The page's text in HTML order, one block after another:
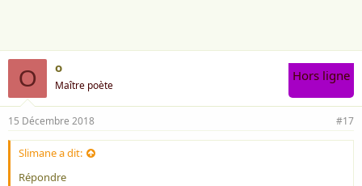
O o
Maître poète
Hors ligne
15 Décembre 2018 #17
Slimane a dit:
Répondre